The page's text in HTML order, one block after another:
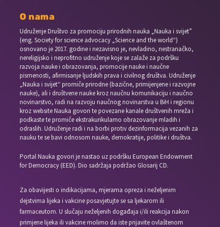
O nama
Udruženje Društvo za promociju prirodnih nauka „Nauka i svijet”
(eng. Society for science advocacy „Science and the world“)
osnovano je 2017. godine i nezavisno je, nevladino, nestranačko,
nereligijsko i neprofitno udruženje koje se zalaže za podršku
razvoja nauke i obrazovanja, promocije nauke i naučne
pismenosti, afirmisanje ljudskih prava i civilnog društva. Udruženje
„Nauka i svijet“ promiče prirodne (bazične, primijenjene i razvojne
nauke), ali i društvene nauke kroz naučnu komunikaciju i naučno
novinarstvo, radi na razvoju naučnog novinarstva u BiH i regionu
kroz website Nauka govori te povezane kanale društvenih mreža i
podkaste te promiče ekstrakurikularno obrazovanje mladih i
odraslih. Udruženje radi i na borbi protiv dezinformacija vezanih za
nauku te se bavi odnosom nauke, demokratije, politike i društva.
Portal Nauka govori je nastao uz podršku European Endowment
for Democracy (EED). Dio sadržaja podržao Glosarij CD.
Za obavijesti o indikacijama, mjerama opreza i neželjenim
dejstvima lijeka i vakcine posavjetujte se sa ljekarom ili
farmaceutom. U slučaju neželjenih događaja i/ili reakcija nakon
primjene lijeka ili vakcine molimo da iste prijavite ovlaštenom